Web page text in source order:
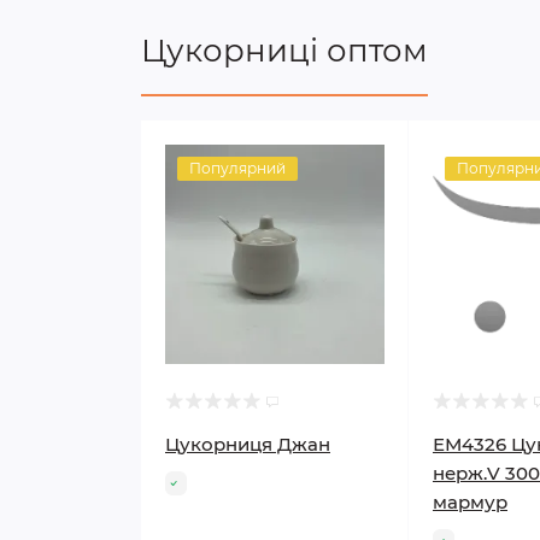
Цукорниці оптом
Популярний
Цукорниця Джан
ЕМ4326
нерж.V
мармур